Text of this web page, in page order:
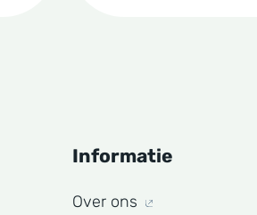
Informatie
Over ons